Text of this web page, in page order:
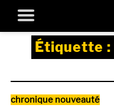
Étiquette :
Catégories
chronique nouveauté